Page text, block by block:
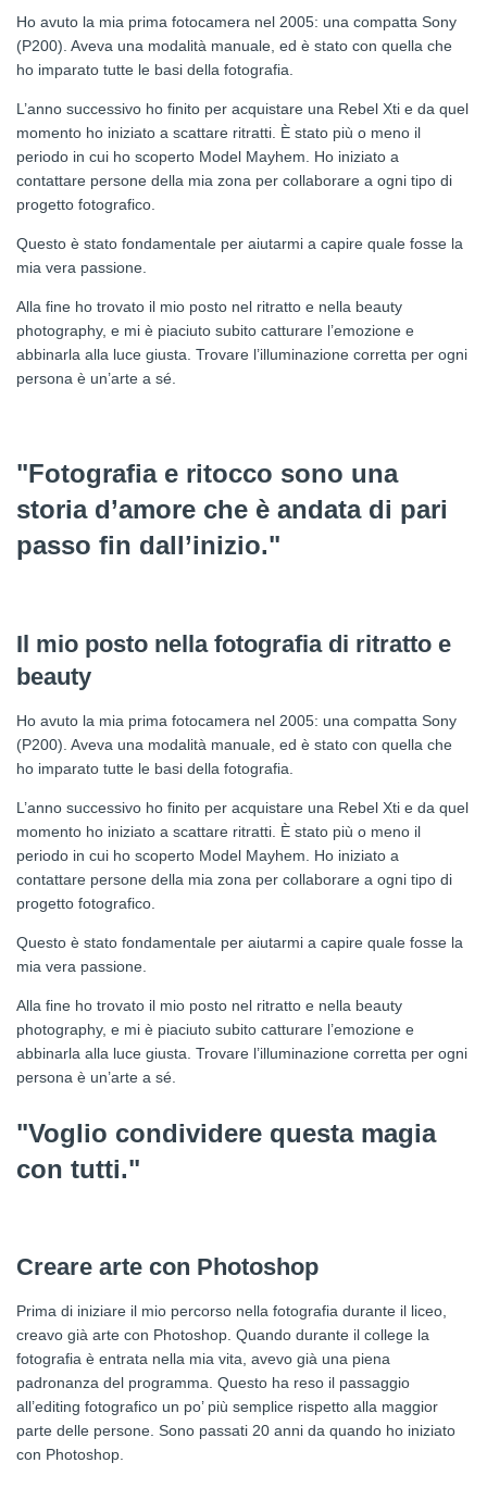
Ho avuto la mia prima fotocamera nel 2005: una compatta Sony
(P200). Aveva una modalità manuale, ed è stato con quella che
ho imparato tutte le basi della fotografia.
L’anno successivo ho finito per acquistare una Rebel Xti e da quel
momento ho iniziato a scattare ritratti. È stato più o meno il
periodo in cui ho scoperto Model Mayhem. Ho iniziato a
contattare persone della mia zona per collaborare a ogni tipo di
progetto fotografico.
Questo è stato fondamentale per aiutarmi a capire quale fosse la
mia vera passione.
Alla fine ho trovato il mio posto nel ritratto e nella beauty
photography, e mi è piaciuto subito catturare l’emozione e
abbinarla alla luce giusta. Trovare l’illuminazione corretta per ogni
persona è un’arte a sé.
"Fotografia e ritocco sono una
storia d’amore che è andata di pari
passo fin dall’inizio."
Il mio posto nella fotografia di ritratto e
beauty
Ho avuto la mia prima fotocamera nel 2005: una compatta Sony
(P200). Aveva una modalità manuale, ed è stato con quella che
ho imparato tutte le basi della fotografia.
L’anno successivo ho finito per acquistare una Rebel Xti e da quel
momento ho iniziato a scattare ritratti. È stato più o meno il
periodo in cui ho scoperto Model Mayhem. Ho iniziato a
contattare persone della mia zona per collaborare a ogni tipo di
progetto fotografico.
Questo è stato fondamentale per aiutarmi a capire quale fosse la
mia vera passione.
Alla fine ho trovato il mio posto nel ritratto e nella beauty
photography, e mi è piaciuto subito catturare l’emozione e
abbinarla alla luce giusta. Trovare l’illuminazione corretta per ogni
persona è un’arte a sé.
"Voglio condividere questa magia
con tutti."
Creare arte con Photoshop
Prima di iniziare il mio percorso nella fotografia durante il liceo,
creavo già arte con Photoshop. Quando durante il college la
fotografia è entrata nella mia vita, avevo già una piena
padronanza del programma. Questo ha reso il passaggio
all’editing fotografico un po’ più semplice rispetto alla maggior
parte delle persone. Sono passati 20 anni da quando ho iniziato
con Photoshop.